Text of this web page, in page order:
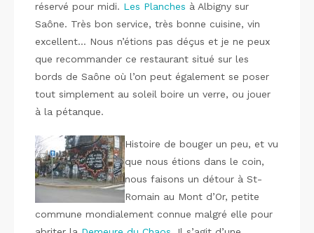
réservé pour midi. Les Planches à Albigny sur
Saône. Très bon service, très bonne cuisine, vin
excellent… Nous n’étions pas déçus et je ne peux
que recommander ce restaurant situé sur les
bords de Saône où l’on peut également se poser
tout simplement au soleil boire un verre, ou jouer
à la pétanque.
Histoire de bouger un peu, et vu
que nous étions dans le coin,
nous faisons un détour à St-
Romain au Mont d’Or, petite
commune mondialement connue malgré elle pour